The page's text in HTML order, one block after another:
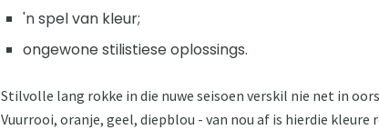
'n spel van kleur;
ongewone stilistiese oplossings.
Stilvolle lang rokke in die nuwe seisoen verskil nie net in
Vuurrooi, oranje, geel, diepblou - van nou af is hierdie